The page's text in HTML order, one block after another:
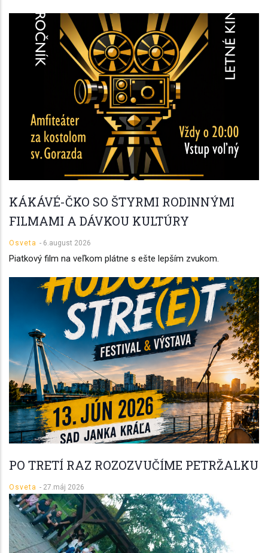
KÁKÁVÉ-ČKO SO ŠTYRMI RODINNÝMI
FILMAMI A DÁVKOU KULTÚRY
Osveta - 6.august 2026
Piatkový film na veľkom plátne s ešte lepším zvukom.
PO TRETÍ RAZ ROZOZVUČÍME PETRŽALKU
Osveta - 27.máj 2026